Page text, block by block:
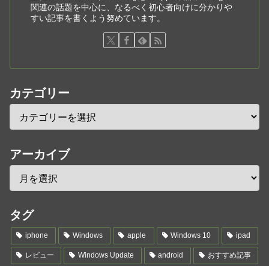
関連の話題を中心に、なるべく初心者向けに分かりや
すい記事を書くよう努めています。
カテゴリー
アーカイブ
タグ
iphone Windows apple Windows 10 ipad
レビュー Windows Update android おすすめ記事